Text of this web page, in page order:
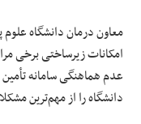
معاون درمان دانشگاه
امکانات زیرساختی برخی
عدم هماهنگی سامانه
دانشگاه را از مهم‌ترین